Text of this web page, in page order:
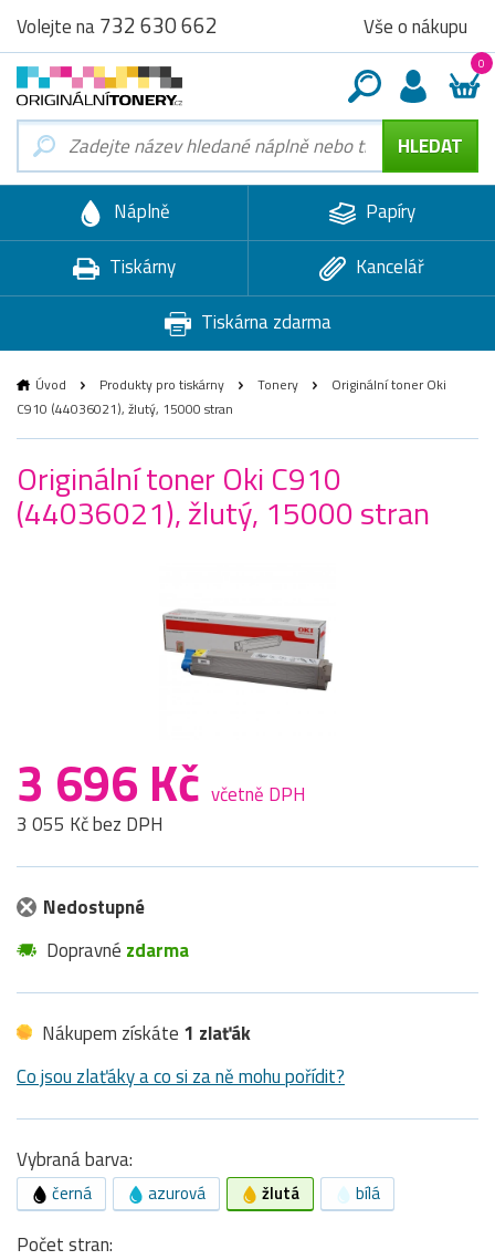
Volejte na732 630 662 Vše o nákupu
0
Náplně
Papíry
Tiskárny
Kancelář
Tiskárna zdarma
Úvod Produkty pro tiskárny Tonery
Originální toner Oki
C910 (44036021), žlutý, 15000 stran
Originální toner Oki C910
(44036021), žlutý, 15000 stran
3 696 Kč včetně DPH
3 055 Kč bez DPH
Nedostupné
Dopravné zdarma
Nákupem získáte 1 zlaťák
Co jsou zlaťáky a co si za ně mohu pořídit?
Vybraná barva:
černá azurová žlutá bílá
Počet stran: